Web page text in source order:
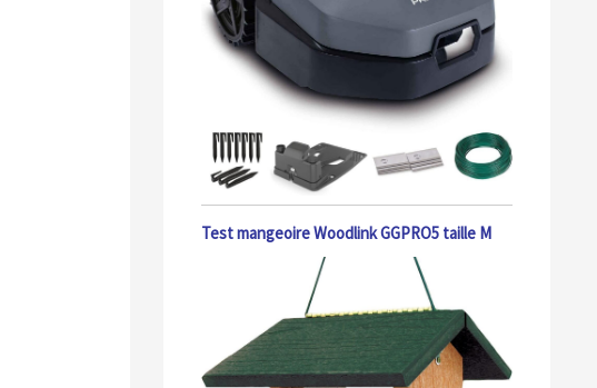
Test mangeoire Woodlink GGPRO5 taille M